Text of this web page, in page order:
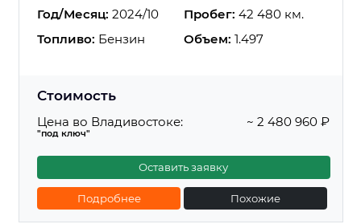
Год/Месяц: 2024/10 Пробег: 42 480 км.
Топливо: Бензин Объем: 1.497
Стоимость
Цена во Владивостоке:
"под ключ"
~ 2 480 960 ₽
Оставить заявку
Подробнее Похожие